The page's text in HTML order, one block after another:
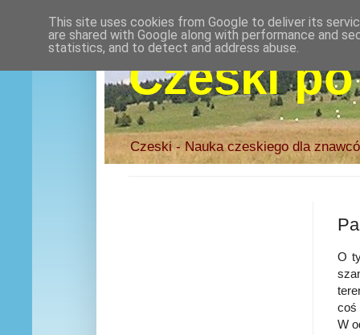
Czeski
Czeski - Nauka czeskiego dla
O
coś
W
This site uses cookies from Google to deliver its
are shared with Google along with performance and
statistics, and to detect and address abuse.